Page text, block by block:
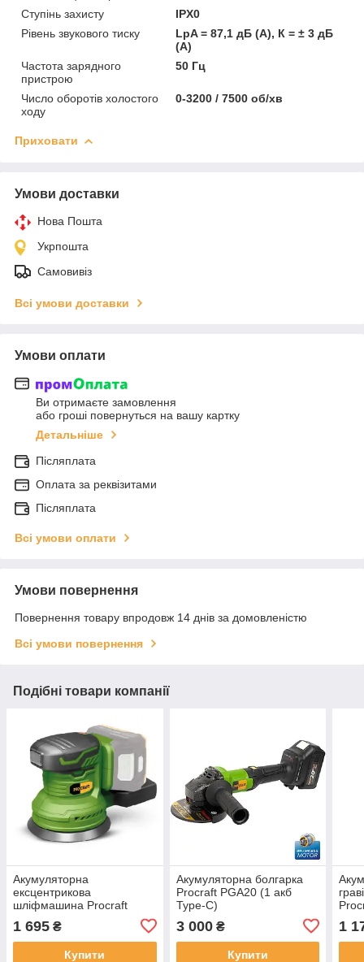
Ступінь захисту
IPX0
Рівень звукового тиску
LpA = 87,1 дБ (А), К = ± 3 дБ
(А)
Частота зарядного
пристрою
50 Гц
Число оборотів холостого
ходу
0-3200 / 7500 об/хв
Приховати
Умови доставки
Нова Пошта
Укрпошта
Самовивіз
Всі умови доставки
Умови оплати
Ви отримаєте замовлення
або гроші повернуться на вашу картку
Детальніше
Післяплата
Оплата за реквізитами
Післяплата
Всі умови оплати
Умови повернення
Повернення товару впродовж 14 днів за домовленістю
Всі умови повернення
Подібні товари компанії
Акумуляторна
ексцентрикова
шліфмашина Procraft
1 695 ₴
Купити
Акумуляторна болгарка
Procraft PGA20 (1 акб
Type-C)
3 000₴
Купити
1